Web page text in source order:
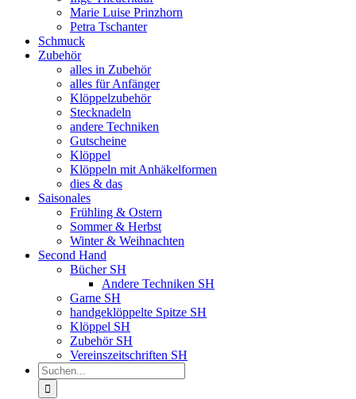
Marie Luise Prinzhorn
Petra Tschanter
Schmuck
Zubehör
alles in Zubehör
alles für Anfänger
Klöppelzubehör
Stecknadeln
andere Techniken
Gutscheine
Klöppel
Klöppeln mit Anhäkelformen
dies & das
Saisonales
Frühling & Ostern
Sommer & Herbst
Winter & Weihnachten
Second Hand
Bücher SH
Andere Techniken SH
Garne SH
handgeklöppelte Spitze SH
Klöppel SH
Zubehör SH
Vereinszeitschriften SH
Suche
nach: